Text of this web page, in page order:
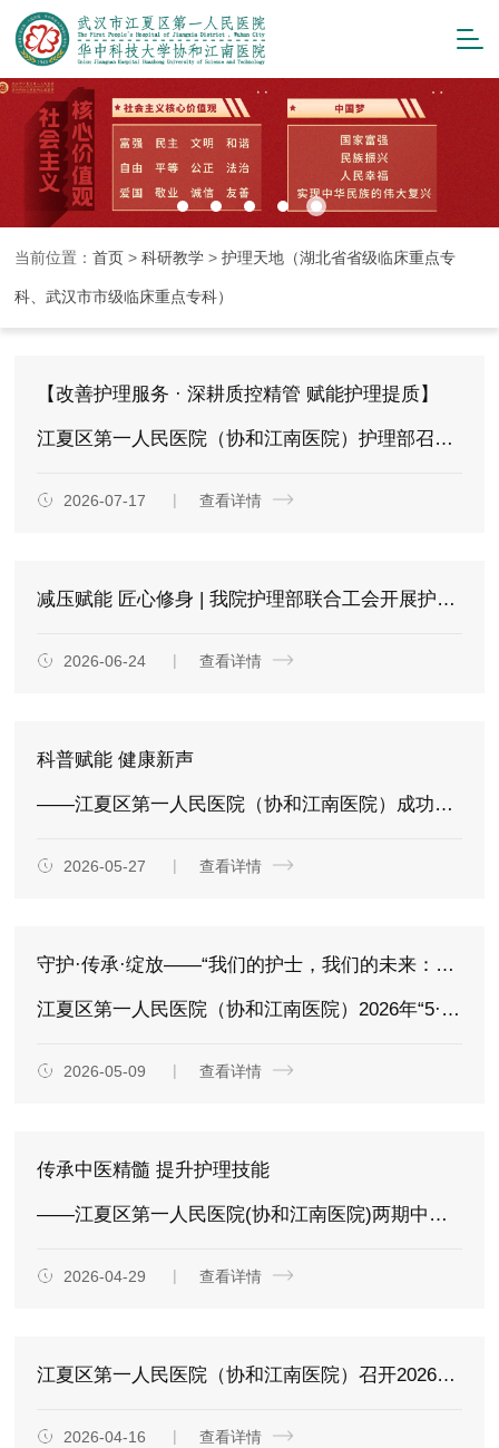
当前位置：首页 >科研教学 >护理天地（湖北省省级临床重点专
科、武汉市市级临床重点专科）
【改善护理服务 · 深耕质控精管 赋能护理提质】
江夏区第一人民医院（协和江南医院）护理部召开2026年上半年护理工作专题会议
2026-07-17 查看详情
减压赋能 匠心修身 | 我院护理部联合工会开展护理人员心理疏导与非遗文化体验活动
2026-06-24 查看详情
科普赋能 健康新声
——江夏区第一人民医院（协和江南医院）成功举办第二届护理科普创意大赛
2026-05-27 查看详情
守护·传承·绽放——“我们的护士，我们的未来：赋能护士，守护生命”
江夏区第一人民医院（协和江南医院）2026年“5·12国际护士节”庆祝大会如期举行
2026-05-09 查看详情
传承中医精髓 提升护理技能
——江夏区第一人民医院(协和江南医院)两期中医护理适宜技术专项培训班圆满收官
2026-04-29 查看详情
江夏区第一人民医院（协和江南医院）召开2026年第一季度质量分析会
2026-04-16 查看详情